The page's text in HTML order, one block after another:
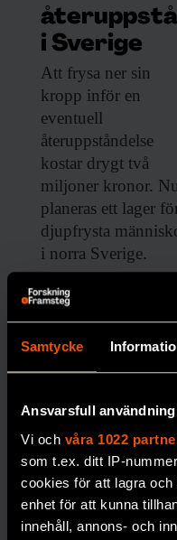
Samtycke
Ansvarsfull
Vi och våra 1022
som t.ex. ditt IP-
cookies för att lagra
enhet för att kunna
innehåll, annons- och
i Sverige
Att frysa ner sin
kropp inför en
eventuell
återuppståndelse
kostar drygt två
miljoner kronor.
planeras ett lager
djupfrysta
i norra Sverige.
DÖDLIGHET